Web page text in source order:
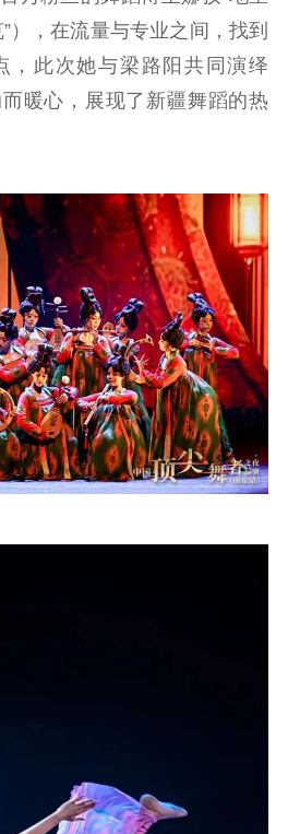
），在流量与专业之间，找到
，此次她与梁路阳共同演绎
而暖心，展现了新疆舞蹈的热